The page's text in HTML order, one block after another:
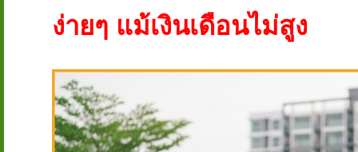
ง่ายๆ แม้เงินเดือนไม่สูง